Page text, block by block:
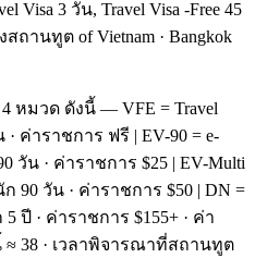
Visa 3 วัน, Travel Visa -Free 45
ถานทูต of Vietnam · Bangkok
หมวด ดังนี้ — VFE = Travel
· ค่าราชการ ฟรี | EV-90 = e-
วัน · ค่าราชการ $25 | EV-Multi
ก 90 วัน · ค่าราชการ $50 | DN =
5 ปี · ค่าราชการ $155+ · ค่า
38 · เวลาพิจารณาที่สถานทูต